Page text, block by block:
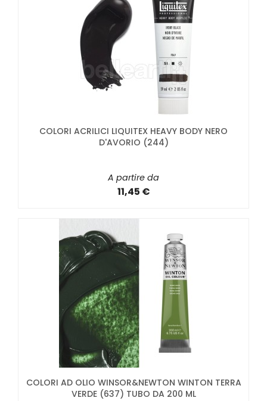
COLORI ACRILICI LIQUITEX HEAVY BODY NERO
D'AVORIO (244)
A partire da
11,45 €
COLORI AD OLIO WINSOR&NEWTON WINTON TERRA
VERDE (637) TUBO DA 200 ML